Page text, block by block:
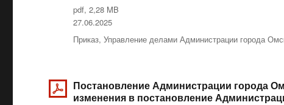
pdf, 2,28 MB
Опубликовано
27.06.2025
Рубрики
Приказ,Управление делами Администрации города
Постановление Администрации города
изменения в постановление